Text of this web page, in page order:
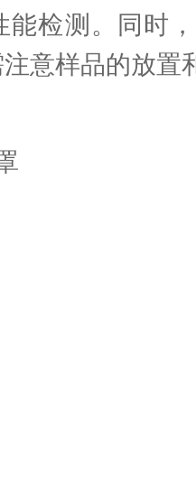
能检测。同时
意样品的放置